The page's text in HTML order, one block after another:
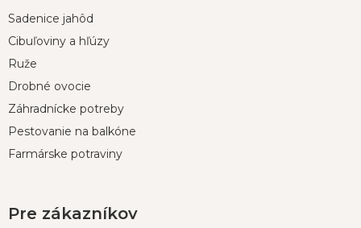
äSadenice jahôd
Cibuľoviny a hľúzy
Ruže
Drobné ovocie
Záhradnícke potreby
Pestovanie na balkóne
Farmárske potraviny
Pre zákazníkov